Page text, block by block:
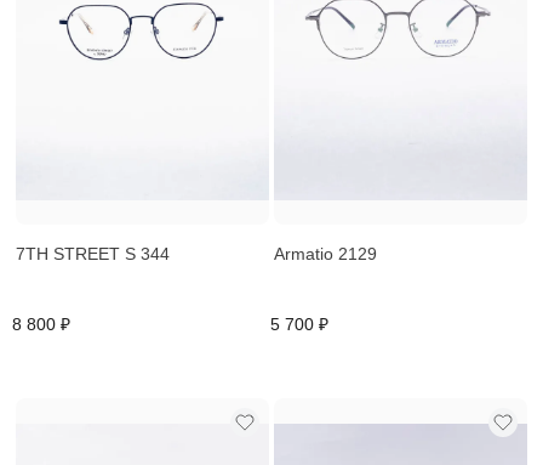
7TH STREET S 344
8 800 ₽
Armatio 2129
5 700 ₽